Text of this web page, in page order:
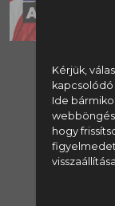
Kérjük,
kapcsolódó
Ide
hogy
A